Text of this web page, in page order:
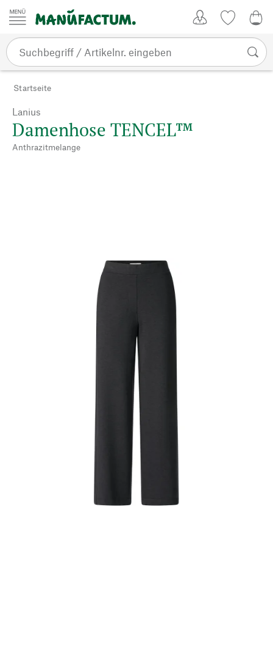
Zum Inhalt springen
Startseite
Lanius
Damenhose TENCEL™
Anthrazitmelange